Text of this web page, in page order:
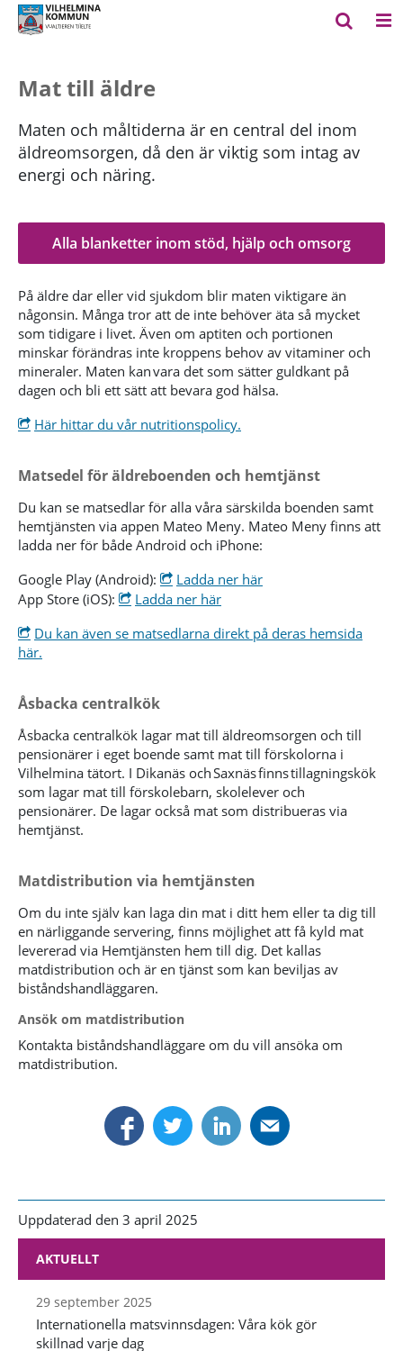
Mat till äldre
Maten och måltiderna är en central del inom
äldreomsorgen, då den är viktig som intag av
energi och näring.
Alla blanketter inom stöd, hjälp och omsorg
På äldre dar eller vid sjukdom blir maten viktigare än
någonsin. Många tror att de inte behöver äta så mycket
som tidigare i livet. Även om aptiten och portionen
minskar förändras inte kroppens behov av vitaminer och
mineraler. Maten kan vara det som sätter guldkant på
dagen och bli ett sätt att bevara god hälsa.
Här hittar du vår nutritionspolicy.
Matsedel för äldreboenden och hemtjänst
Du kan se matsedlar för alla våra särskilda boenden samt
hemtjänsten via appen Mateo Meny. Mateo Meny finns att
ladda ner för både Android och iPhone:
Google Play (Android):
Ladda ner här
App Store (iOS):
Ladda ner här
Du kan även se matsedlarna direkt på deras hemsida
här.
Åsbacka centralkök
Åsbacka centralkök lagar mat till äldreomsorgen och till
pensionärer i eget boende samt mat till förskolorna i
Vilhelmina tätort. I Dikanäs och Saxnäs finns tillagningskök
som lagar mat till förskolebarn, skolelever och
pensionärer. De lagar också mat som distribueras via
hemtjänst.
Matdistribution via hemtjänsten
Om du inte själv kan laga din mat i ditt hem eller ta dig till
en närliggande servering, finns möjlighet att få kyld mat
levererad via Hemtjänsten hem till dig. Det kallas
matdistribution och är en tjänst som kan beviljas av
biståndshandläggaren.
Ansök om matdistribution
Kontakta biståndshandläggare om du vill ansöka om
matdistribution.
Uppdaterad den 3 april 2025
AKTUELLT
29 september 2025
Internationella matsvinnsdagen: Våra kök gör
skillnad varje dag